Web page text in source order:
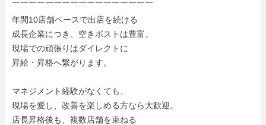
￣￣￣￣￣￣￣￣￣￣￣￣￣￣￣￣￣
年間10店舗ペースで出店を続ける
成長企業につき、空きポストは豊富。
現場での頑張りはダイレクトに
昇給・昇格へ繋がります。
マネジメント経験がなくても、
現場を愛し、改善を楽しめる方なら大歓迎。
店長昇格後も、複数店舗を束ねる